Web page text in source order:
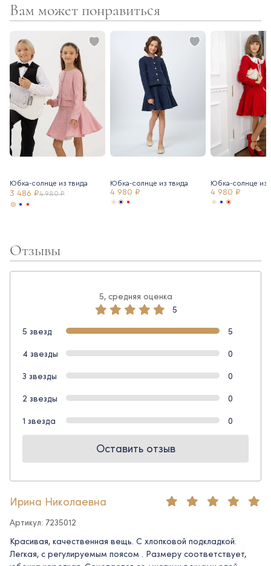
Вам может понравиться
Юбка-солнце из твида
3 486 ₽4 980 ₽
Юбка-солнце из твида
4 980 ₽
Юбка-солнце из
4 980 ₽
Отзывы
5, средняя оценка
5
5 звезд
5
4 звезды
0
3 звезды
0
2 звезды
0
1 звезда
0
Оставить отзыв
Ирина Николаевна
Артикул: 7235012
Красивая, качественная вещь. С хлопковой подкладкой.
Легкая, с регулируемым поясом . Размеру соответствует,